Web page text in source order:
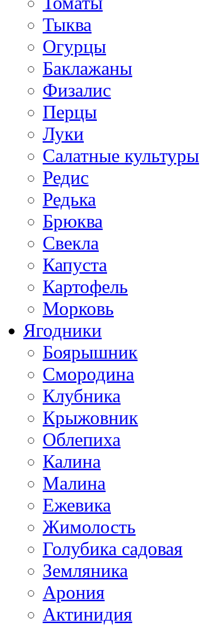
Тыква
Огурцы
Баклажаны
Физалис
Перцы
Луки
Салатные культуры
Редис
Редька
Брюква
Свекла
Капуста
Картофель
Морковь
Ягодники
Боярышник
Смородина
Клубника
Крыжовник
Облепиха
Калина
Малина
Ежевика
Жимолость
Голубика садовая
Земляника
Арония
Актинидия